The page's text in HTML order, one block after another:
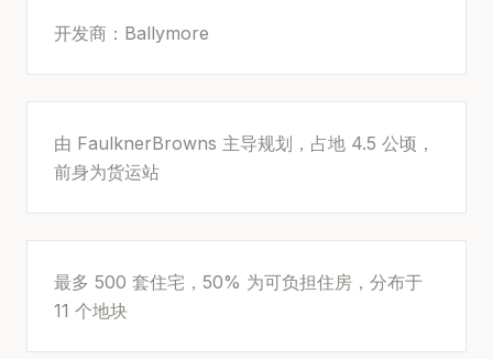
开发商：Ballymore
由 FaulknerBrowns 主导规划，占地 4.5 公顷，
前身为货运站
最多 500 套住宅，50% 为可负担住房，分布于
11 个地块